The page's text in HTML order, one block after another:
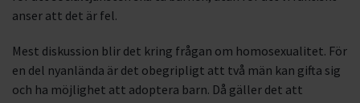
anser att det är fel.
Mest diskussion blir det kring frågan om homosexualitet. För
en del nyanlända är det obegripligt att två män kan gifta sig
och ha möjlighet att adoptera barn. Då gäller det att